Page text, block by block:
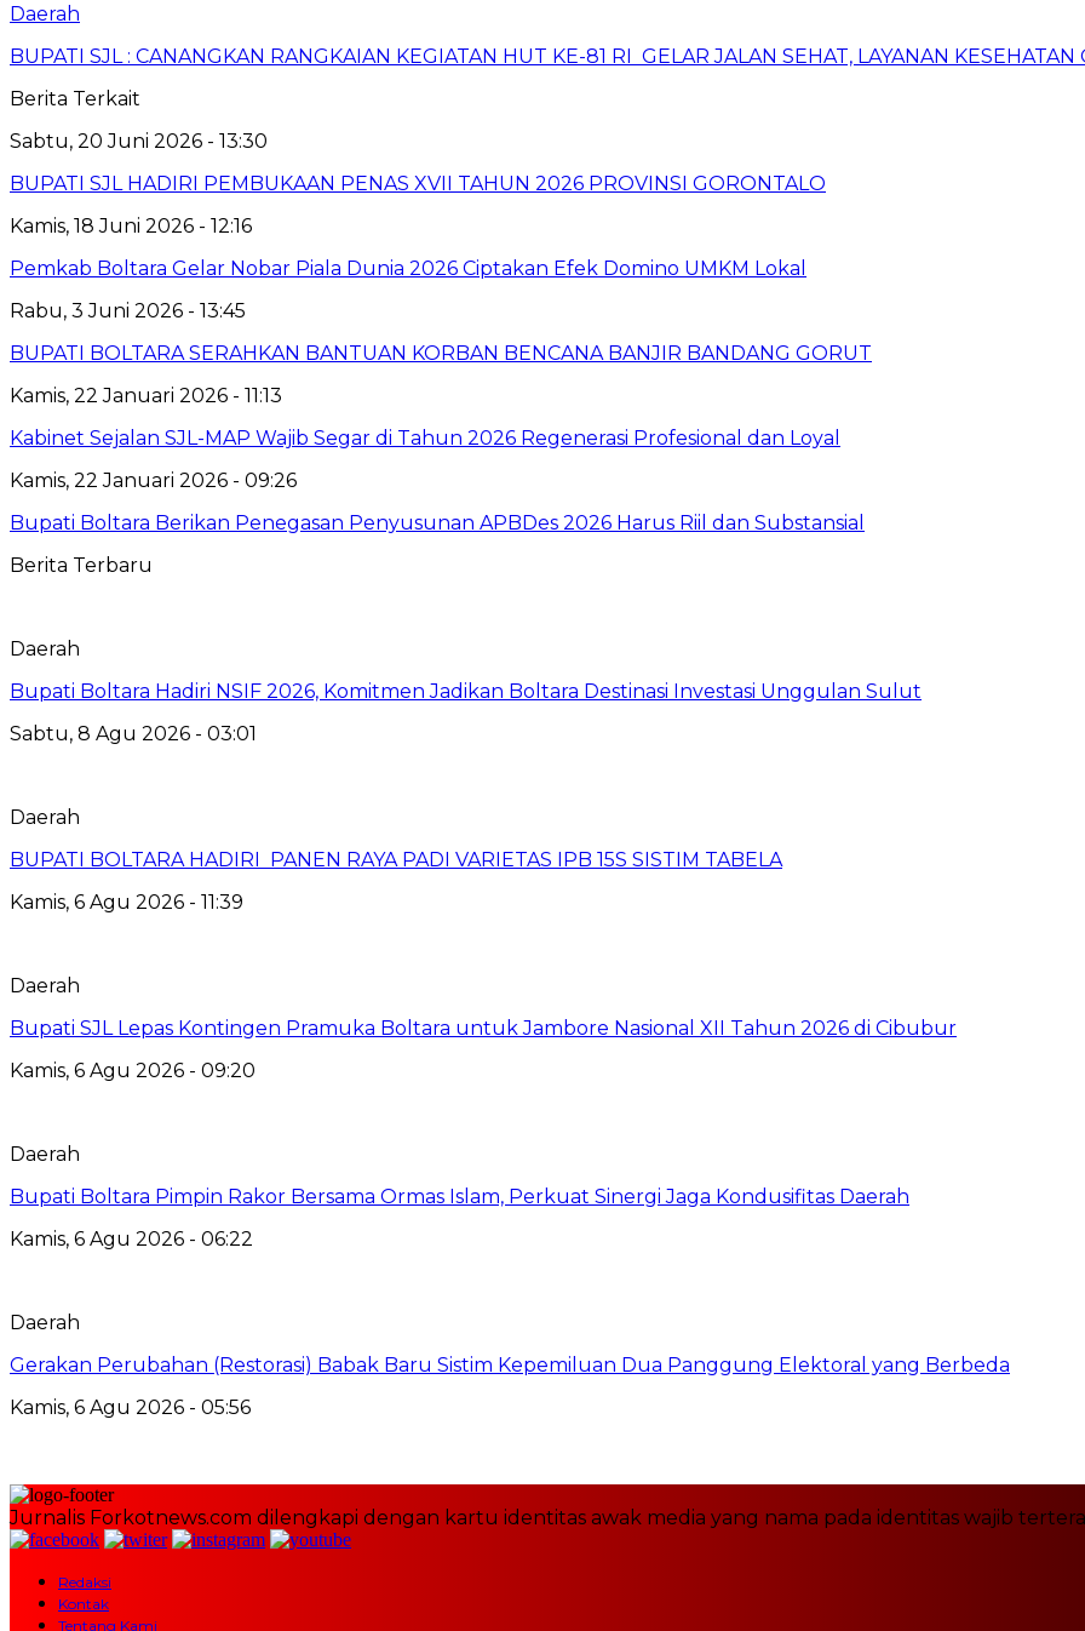
Daerah
BUPATI SJL : CANANGKAN RANGKAIAN KEGIATAN HUT KE-81 RI GELAR JALAN SEHAT, LAYANAN
Berita Terkait
Sabtu, 20 Juni 2026 - 13:30
BUPATI SJL HADIRI PEMBUKAAN PENAS XVII TAHUN 2026 PROVINSI GORONTALO
Kamis, 18 Juni 2026 - 12:16
‎Pemkab Boltara Gelar Nobar Piala Dunia 2026 Ciptakan Efek Domino UMKM Lokal
Rabu, 3 Juni 2026 - 13:45
BUPATI BOLTARA SERAHKAN BANTUAN KORBAN BENCANA BANJIR BANDANG GORUT
Kamis, 22 Januari 2026 - 11:13
Kabinet Sejalan SJL-MAP Wajib Segar di Tahun 2026 Regenerasi Profesional dan Loyal
Kamis, 22 Januari 2026 - 09:26
Bupati Boltara Berikan Penegasan Penyusunan APBDes 2026 Harus Riil dan Substansial
Berita Terbaru
Daerah
Bupati Boltara Hadiri NSIF 2026, Komitmen Jadikan Boltara Destinasi Investasi Unggulan Sulut
Sabtu, 8 Agu 2026 - 03:01
Daerah
BUPATI BOLTARA HADIRI PANEN RAYA PADI VARIETAS IPB 15S SISTIM TABELA
Kamis, 6 Agu 2026 - 11:39
Daerah
Bupati SJL Lepas Kontingen Pramuka Boltara untuk Jambore Nasional XII Tahun 2026 di Cibubur
Kamis, 6 Agu 2026 - 09:20
Daerah
Bupati Boltara Pimpin Rakor Bersama Ormas Islam, Perkuat Sinergi Jaga Kondusifitas Daerah
Kamis, 6 Agu 2026 - 06:22
Daerah
Gerakan Perubahan (Restorasi) Babak Baru Sistim Kepemiluan Dua Panggung Elektoral yang Berbeda
Kamis, 6 Agu 2026 - 05:56
Jurnalis Forkotnews.com dilengkapi dengan kartu identitas awak media yang nama pada identitas wajib
Redaksi
Kontak
Tentang Kami